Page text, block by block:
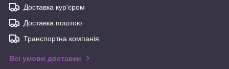
Доставка кур'єром
Доставка поштою
Транспортна компанія
Всі умови доставки